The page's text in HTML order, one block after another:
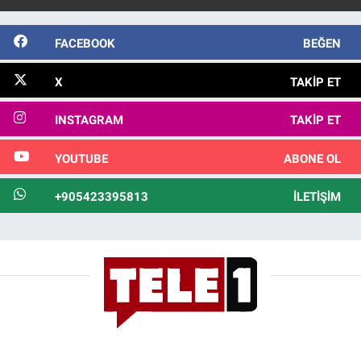
FACEBOOK BEĞEN
X TAKIP ET
INSTAGRAM TAKIP ET
YOUTUBE ABONE OL
+905423395813 İLETIŞIM